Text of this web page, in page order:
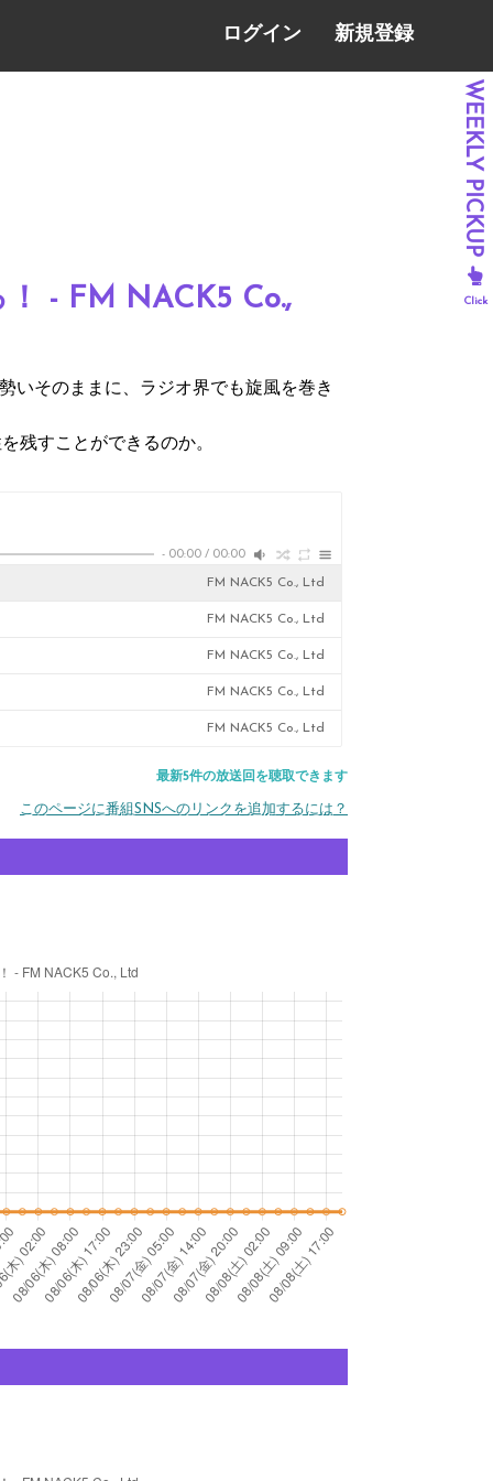
ログイン 新規登録
- FM NACK5 Co.,
いそのままに、ラジオ界でも旋風を巻き
残すことができるのか。
- 00:00 / 00:00
FM NACK5 Co., Ltd
FM NACK5 Co., Ltd
FM NACK5 Co., Ltd
FM NACK5 Co., Ltd
FM NACK5 Co., Ltd
最新5件の放送回を聴取できます
このページに番組SNSへのリンクを追加するには？